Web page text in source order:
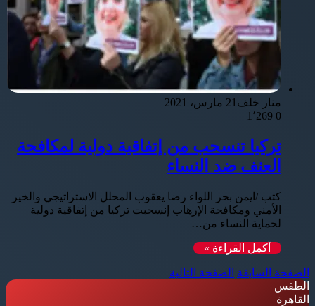
منار خلف 21 مارس، 2021
0
تركيا تنسحب من إتفاقية دولية لمكافحة
العنف ضد النساء
كتب /ايمن بحر اللواء رضا يعقوب المحلل الاستراتيجي والخير
الأمني ومكافحة الإرهاب إنسحبت تركيا من إتفاقية دولية
لحماية النساء من…
أكمل القراءة »
الصفحة السابقة الصفحة التالية
الطقس
القاهرة